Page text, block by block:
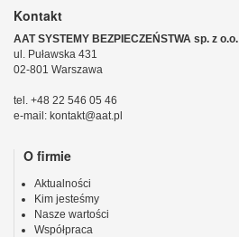
Kontakt
AAT SYSTEMY BEZPIECZEŃSTWA sp. z o.o.
ul. Puławska 431
02-801 Warszawa
tel. +48 22 546 05 46
e-mail: kontakt@aat.pl
O firmie
Aktualności
Kim jesteśmy
Nasze wartości
Współpraca